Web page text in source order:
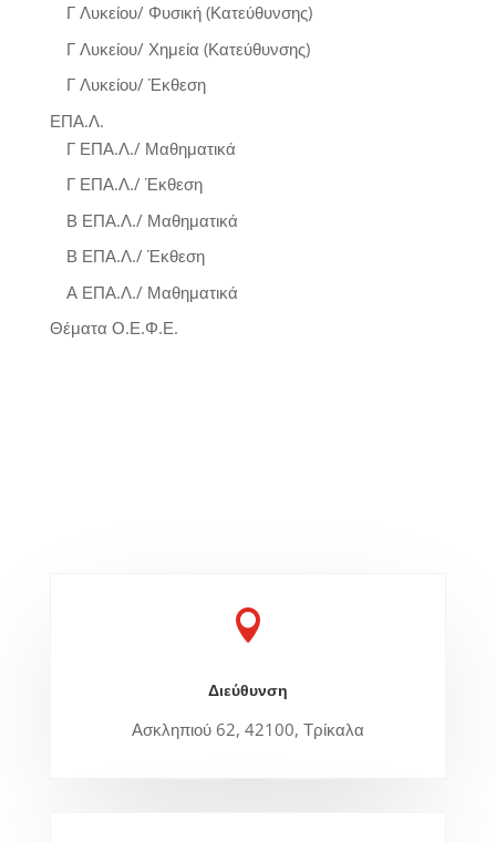
Γ Λυκείου/ Φυσική (Κατεύθυνσης)
Γ Λυκείου/ Χημεία (Κατεύθυνσης)
Γ Λυκείου/ Έκθεση
ΕΠΑ.Λ.
Γ ΕΠΑ.Λ./ Μαθηματικά
Γ ΕΠΑ.Λ./ Έκθεση
Β ΕΠΑ.Λ./ Μαθηματικά
Β ΕΠΑ.Λ./ Έκθεση
Α ΕΠΑ.Λ./ Μαθηματικά
Θέματα Ο.Ε.Φ.Ε.

Διεύθυνση
Ασκληπιού 62, 42100, Τρίκαλα